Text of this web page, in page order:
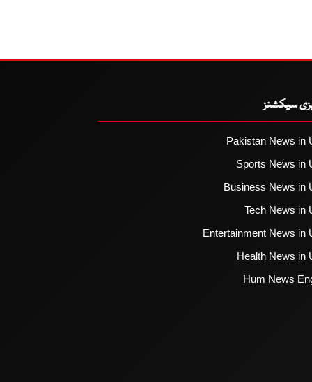
سیکشنز
Pakistan News in
Sports News in
Business News in
Tech News in
Entertainment News in
Health News in
Hum News